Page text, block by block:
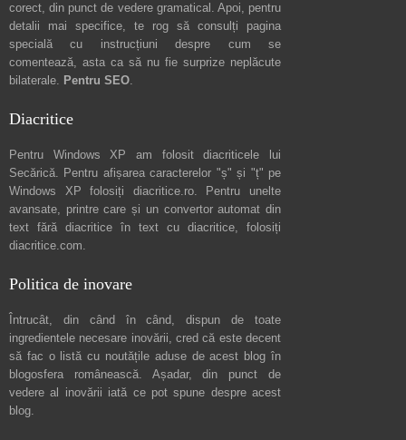
corect, din punct de vedere gramatical. Apoi, pentru
detalii mai specifice, te rog să consulți pagina
specială cu instrucțiuni despre cum se
comentează, asta ca să nu fie surprize neplăcute
bilaterale. Pentru SEO.
Diacritice
Pentru Windows XP am folosit diacriticele lui
Secărică. Pentru afișarea caracterelor "ș" și "ț" pe
Windows XP folosiți diacritice.ro. Pentru unelte
avansate, printre care și un convertor automat din
text fără diacritice în text cu diacritice, folosiți
diacritice.com.
Politica de inovare
Întrucât, din când în când, dispun de toate
ingredientele necesare inovării, cred că este decent
să fac o listă cu noutățile aduse de acest blog în
blogosfera românească. Așadar, din punct de
vedere al inovării iată ce pot spune despre acest
blog.